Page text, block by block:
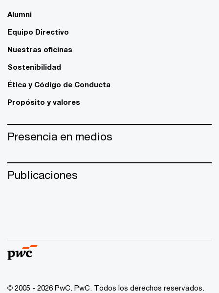
Alumni
Equipo Directivo
Nuestras oficinas
Sostenibilidad
Ética y Código de Conducta
Propósito y valores
Presencia en medios
Publicaciones
© 2005 - 2026 PwC. PwC. Todos los derechos reservados.